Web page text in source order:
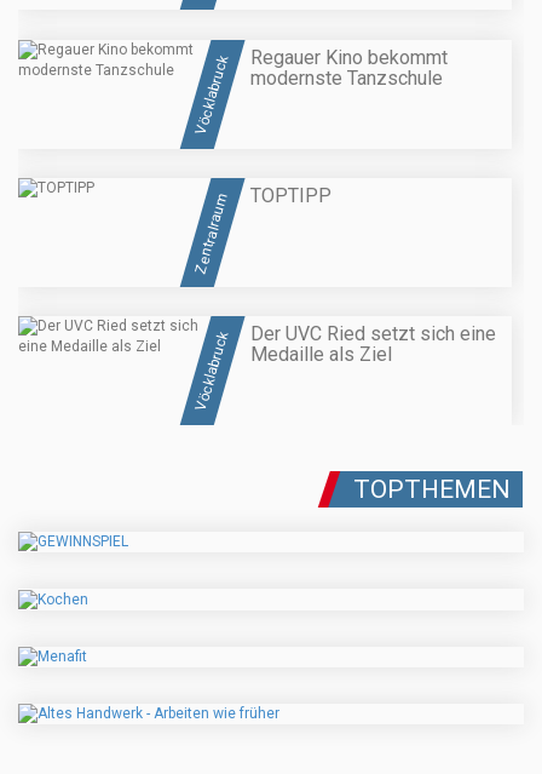
Vöcklabruck
Regauer Kino bekommt
modernste Tanzschule
Zentralraum TOPTIPP
Vöcklabruck
Der UVC Ried setzt sich eine
Medaille als Ziel
TOPTHEMEN